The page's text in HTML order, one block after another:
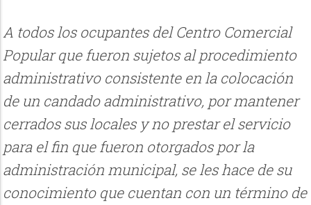
A todos los ocupantes del Centro Comercial
Popular que fueron sujetos al procedimiento
administrativo consistente en la colocación
de un candado administrativo, por mantener
cerrados sus locales y no prestar el servicio
para el fin que fueron otorgados por la
administración municipal, se les hace de su
conocimiento que cuentan con un término de